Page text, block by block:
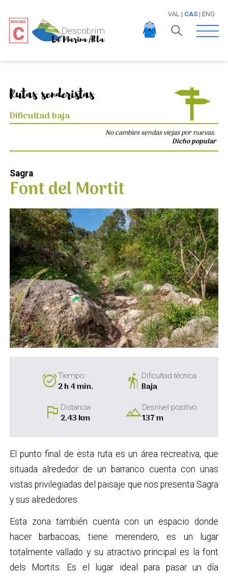
VAL | CAS| ENG
Open
Rutas senderistas
Dificultad baja
No cambies sendas viejas por nuevas.
Dicho popular
Sagra
Font del Mortit
alarm_onTiempo
2 h 4 min. hikingDificultad técnica
Baja
flag Distancia
2,43 km landscapeDesnivel positivo
137 m
El punto final de esta ruta es un área recreativa, que
situada alrededor de un barranco cuenta con unas
vistas privilegiadas del paisaje que nos presenta Sagra
y sus alrededores.
Esta zona también cuenta con un espacio donde
hacer barbacoas, tiene merendero, es un lugar
totalmente vallado y su atractivo principal es la font
dels Mortits. Es el lugar ideal para pasar un día